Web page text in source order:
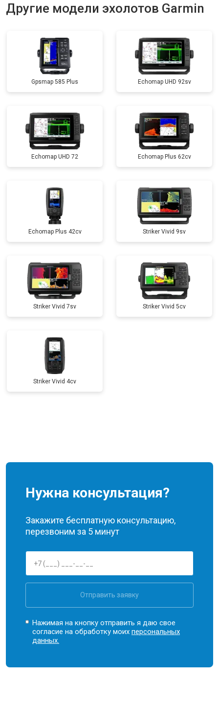
Другие модели эхолотов Garmin
Gpsmap 585 Plus Echomap UHD 92sv
Echomap UHD 72 Echomap Plus 62cv
Echomap Plus 42cv Striker Vivid 9sv
Striker Vivid 7sv Striker Vivid 5cv
Striker Vivid 4cv
Нужна консультация?
Закажите бесплатную консультацию,
перезвоним за 5 минут
Отправить заявку
Нажимая на кнопку отправить я даю свое
согласие на обработку моихперсональных
данных.